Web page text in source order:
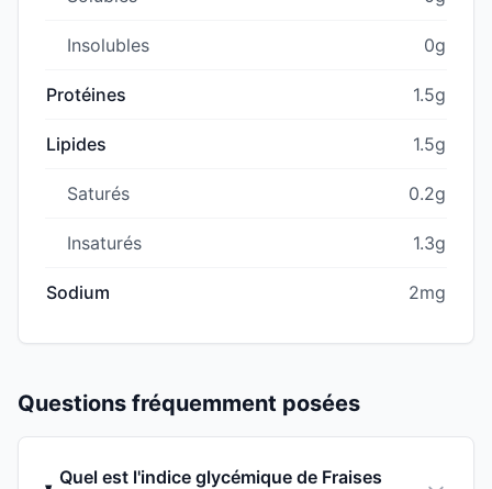
Insolubles 0g
Protéines 1.5g
Lipides 1.5g
Saturés 0.2g
Insaturés 1.3g
Sodium 2mg
Questions fréquemment posées
Quel est l'indice glycémique de Fraises